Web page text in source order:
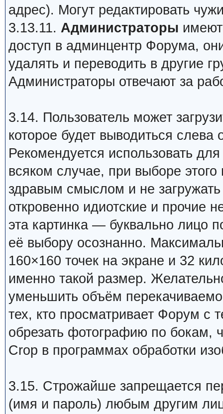
адрес). Могут редактировать
3.13.11. Администраторы
доступ в админцентр Форума,
удалять и переводить в другие
Администраторы отвечают за
3.14. Пользователь может
которое будет выводиться слева
Рекомендуется использовать
всяком случае, при выборе этого
здравым смыслом и не
откровенно идиотские и прочие
эта картинка — буквально лицо
её выбору осознанно.
160×160 точек на экране и 32
именно такой размер.
уменьшить объём
тех, кто просматривает Форум с
обрезать фотографию по бокам,
Crop в программах обработки
3.15. Строжайше запрещается
(имя и пароль) любым другим